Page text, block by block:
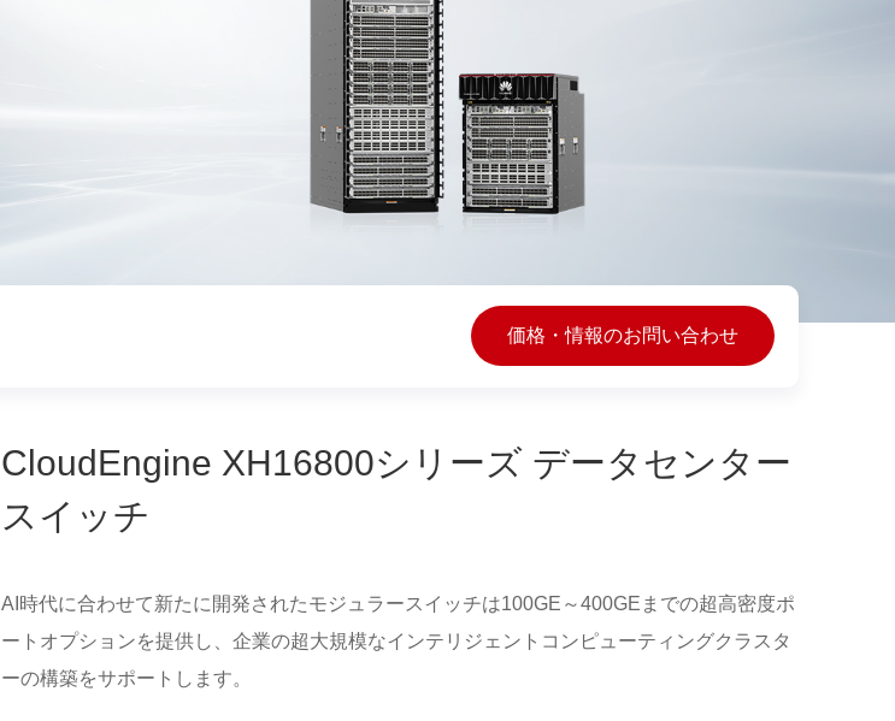
価格・情報のお問い合わせ
CloudEngine XH16800シリーズ データセンター
スイッチ
AI時代に合わせて新たに開発されたモジュラースイッチは100GE～400GEまでの超高密度ポ
ートオプションを提供し、企業の超大規模なインテリジェントコンピューティングクラスタ
ーの構築をサポートします。